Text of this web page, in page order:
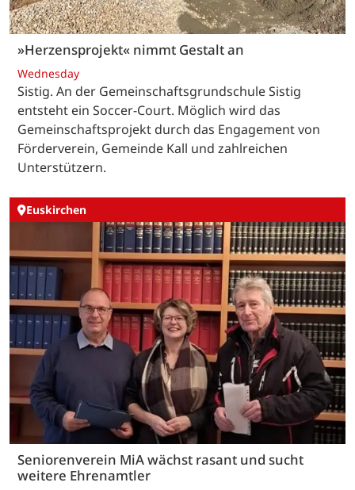
»Herzensprojekt« nimmt Gestalt an
Wednesday
Sistig. An der Gemeinschaftsgrundschule Sistig
entsteht ein Soccer-Court. Möglich wird das
Gemeinschaftsprojekt durch das Engagement von
Förderverein, Gemeinde Kall und zahlreichen
Unterstützern.
Euskirchen
Seniorenverein MiA wächst rasant und sucht
weitere Ehrenamtler